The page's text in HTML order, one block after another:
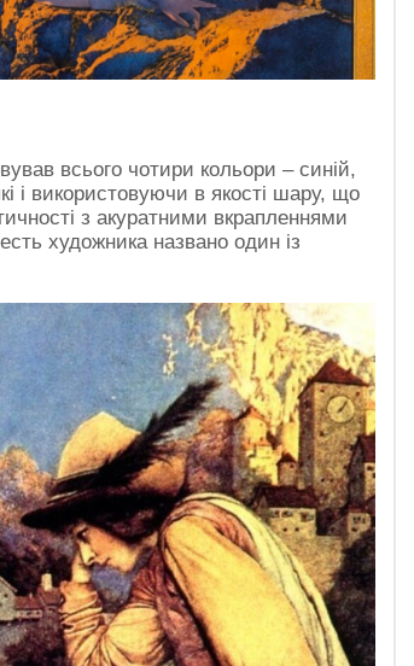
всього чотири кольори – синій,
і використовуючи в якості шару, що
з акуратними вкрапленнями
художника названо один із